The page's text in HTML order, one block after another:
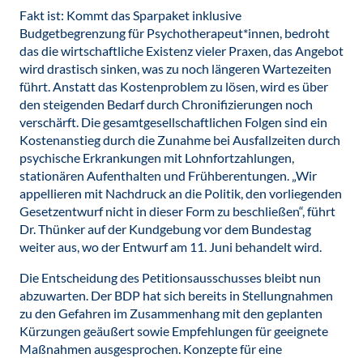
Fakt ist: Kommt das Sparpaket inklusive
Budgetbegrenzung für Psychotherapeut*innen, bedroht
das die wirtschaftliche Existenz vieler Praxen, das Angebot
wird drastisch sinken, was zu noch längeren Wartezeiten
führt. Anstatt das Kostenproblem zu lösen, wird es über
den steigenden Bedarf durch Chronifizierungen noch
verschärft. Die gesamtgesellschaftlichen Folgen sind ein
Kostenanstieg durch die Zunahme bei Ausfallzeiten durch
psychische Erkrankungen mit Lohnfortzahlungen,
stationären Aufenthalten und Frühberentungen. „Wir
appellieren mit Nachdruck an die Politik, den vorliegenden
Gesetzentwurf nicht in dieser Form zu beschließen“, führt
Dr. Thünker auf der Kundgebung vor dem Bundestag
weiter aus, wo der Entwurf am 11. Juni behandelt wird.
Die Entscheidung des Petitionsausschusses bleibt nun
abzuwarten. Der BDP hat sich bereits in Stellungnahmen
zu den Gefahren im Zusammenhang mit den geplanten
Kürzungen geäußert sowie Empfehlungen für geeignete
Maßnahmen ausgesprochen. Konzepte für eine